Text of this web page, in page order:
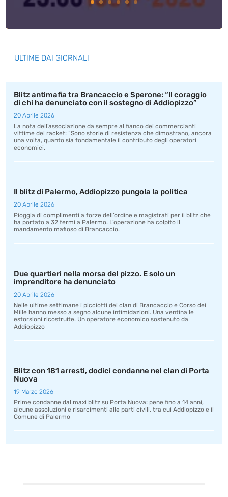
ULTIME DAI GIORNALI
Blitz antimafia tra Brancaccio e Sperone: “Il coraggio
di chi ha denunciato con il sostegno di Addiopizzo”
20 Aprile 2026
La nota dell’associazione da sempre al fianco dei commercianti
vittime del racket: “Sono storie di resistenza che dimostrano, ancora
una volta, quanto sia fondamentale il contributo degli operatori
economici.
Il blitz di Palermo, Addiopizzo pungola la politica
20 Aprile 2026
Pioggia di complimenti a forze dell’ordine e magistrati per il blitz che
ha portato a 32 fermi a Palermo. L’operazione ha colpito il
mandamento mafioso di Brancaccio.
Due quartieri nella morsa del pizzo. E solo un
imprenditore ha denunciato
20 Aprile 2026
Nelle ultime settimane i picciotti dei clan di Brancaccio e Corso dei
Mille hanno messo a segno alcune intimidazioni. Una ventina le
estorsioni ricostruite. Un operatore economico sostenuto da
Addiopizzo
Blitz con 181 arresti, dodici condanne nel clan di Porta
Nuova
19 Marzo 2026
Prime condanne dal maxi blitz su Porta Nuova: pene fino a 14 anni,
alcune assoluzioni e risarcimenti alle parti civili, tra cui Addiopizzo e il
Comune di Palermo